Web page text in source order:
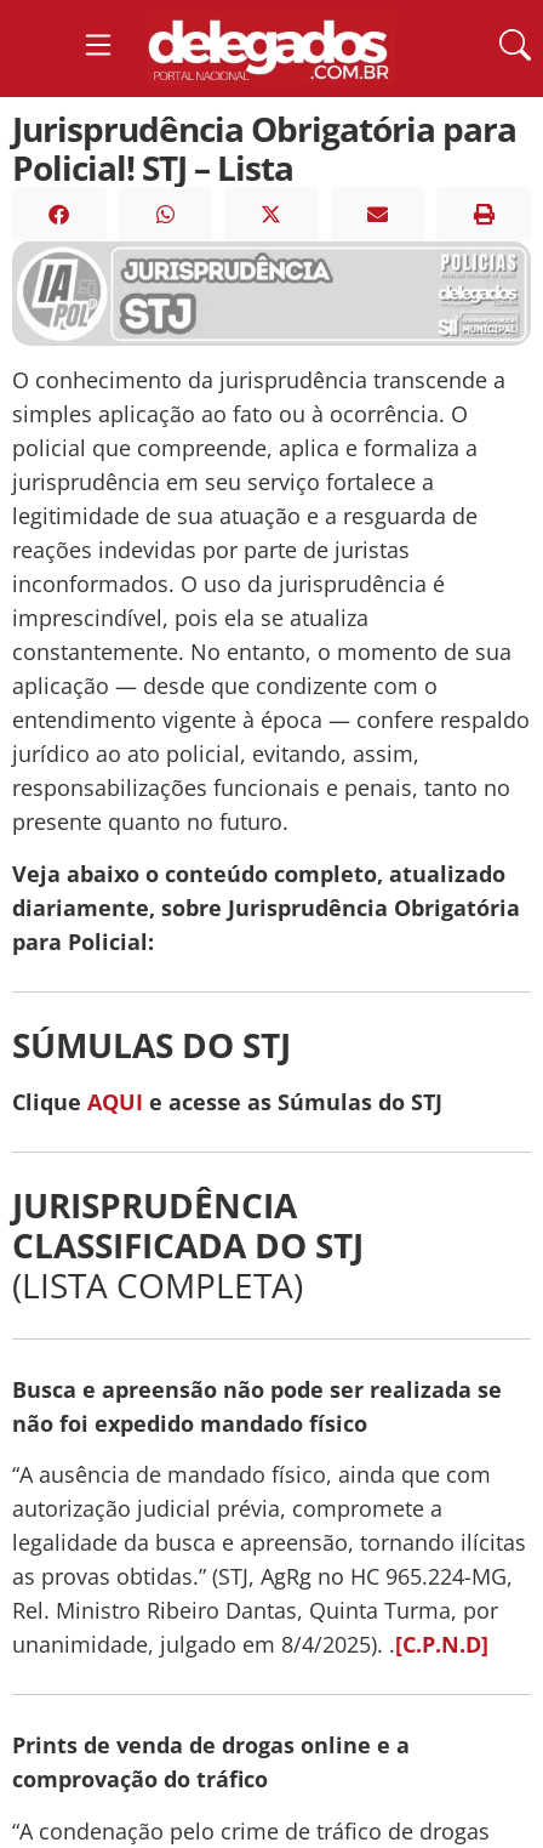
Jurisprudência Obrigatória para
Policial! STJ – Lista
O conhecimento da jurisprudência transcende a
simples aplicação ao fato ou à ocorrência. O
policial que compreende, aplica e formaliza a
jurisprudência em seu serviço fortalece a
legitimidade de sua atuação e a resguarda de
reações indevidas por parte de juristas
inconformados. O uso da jurisprudência é
imprescindível, pois ela se atualiza
constantemente. No entanto, o momento de sua
aplicação — desde que condizente com o
entendimento vigente à época — confere respaldo
jurídico ao ato policial, evitando, assim,
responsabilizações funcionais e penais, tanto no
presente quanto no futuro.
Veja abaixo o conteúdo completo, atualizado
diariamente, sobre Jurisprudência Obrigatória
para Policial:
SÚMULAS DO STJ
Clique AQUI e acesse as Súmulas do STJ
JURISPRUDÊNCIA
CLASSIFICADA DO STJ
(LISTA COMPLETA)
Busca e apreensão não pode ser realizada se
não foi expedido mandado físico
“A ausência de mandado físico, ainda que com
autorização judicial prévia, compromete a
legalidade da busca e apreensão, tornando ilícitas
as provas obtidas.” (STJ, AgRg no HC 965.224-MG,
Rel. Ministro Ribeiro Dantas, Quinta Turma, por
unanimidade, julgado em 8/4/2025). .[C.P.N.D]
Prints de venda de drogas online e a
comprovação do tráfico
“A condenação pelo crime de tráfico de drogas